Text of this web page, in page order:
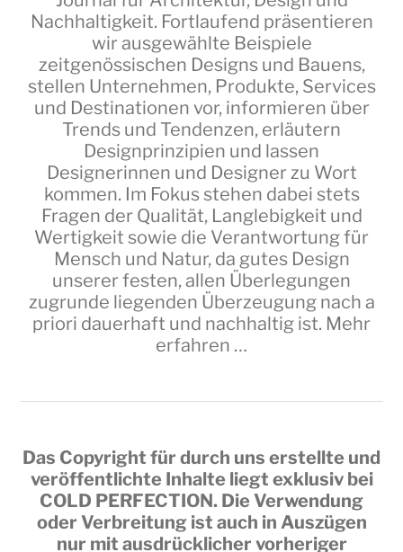
Nachhaltigkeit. Fortlaufend präsentieren
wir ausgewählte Beispiele
zeitgenössischen Designs und Bauens,
stellen Unternehmen, Produkte, Services
und Destinationen vor, informieren über
Trends und Tendenzen, erläutern
Designprinzipien und lassen
Designerinnen und Designer zu Wort
kommen. Im Fokus stehen dabei stets
Fragen der Qualität, Langlebigkeit und
Wertigkeit sowie die Verantwortung für
Mensch und Natur, da gutes Design
unserer festen, allen Überlegungen
zugrunde liegenden Überzeugung nach a
priori dauerhaft und nachhaltig ist. Mehr
erfahren …
Das Copyright für durch uns erstellte und
veröffentlichte Inhalte liegt exklusiv bei
COLD PERFECTION. Die Verwendung
oder Verbreitung ist auch in Auszügen
nur mit ausdrücklicher vorheriger